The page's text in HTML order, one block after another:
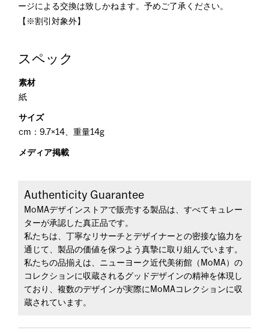
ージによる交換は致しかねます。予めご了承ください。
【※割引対象外】
スペック
素材
紙
サイズ
cm：9.7×14、重量14g
メディア掲載
Authenticity Guarantee
MoMAデザインストアで販売する製品は、すべてキュレー
ターが承認した真正品です。
私たちは、丁寧なリサーチとデザイナーとの密接な協力を
通じて、製品の価値を保つよう真摯に取り組んでいます。
私たちの品揃えは、ニューヨーク近代美術館（MoMA）の
コレクションに収蔵されるグッドデザインの精神を体現し
ており、複数のデザインが実際にMoMAコレクションに収
蔵されています。